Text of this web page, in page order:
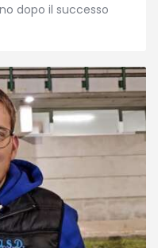
dopo il successo